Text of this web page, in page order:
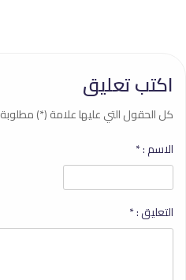
اكتب تعليق
كل الحقول التي عليها علامة (*) مطلوبة
الاسم :*
التعليق :*